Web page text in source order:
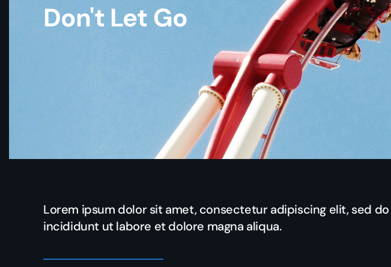
Don't Let Go
Lorem ipsum dolor sit amet, consectetur adipiscing elit, sed
incididunt ut labore et dolore magna aliqua.